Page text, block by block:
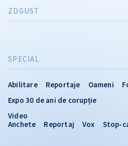
SPECIAL
Abilitare Reportaje Oameni
Expo 30 de ani de corupție
Video
Anchete
Reportaj Vox Stop-
ZDGUST